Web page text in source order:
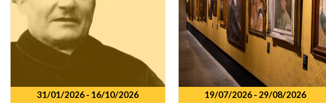
31/01/2026- 16/10/2026 19/07/2026- 29/08/2026